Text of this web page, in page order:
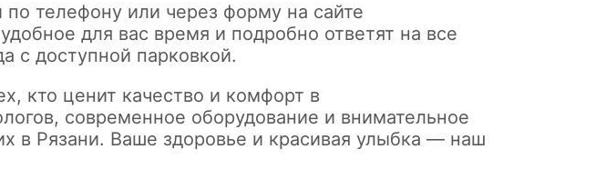
телефону или через форму на сайте
для вас время и подробно ответят на все
с доступной парковкой.
кто ценит качество и комфорт в
современное оборудование и внимательное
в Рязани. Ваше здоровье и красивая улыбка — наш